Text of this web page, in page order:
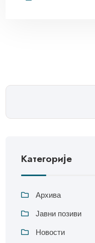
Категорије
Архива
Јавни позиви
Новости